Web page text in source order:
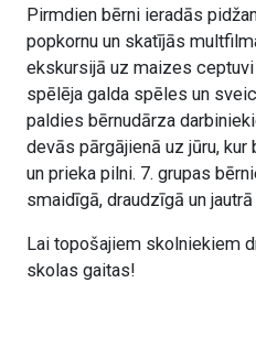
Pirmdien bērni ieradās
popkornu un skatījās
ekskursijā uz maizes ceptuvi
spēlēja galda spēles un
paldies bērnudārza
devās pārgājienā uz jūru,
un prieka pilni. 7. grupas
smaidīgā, draudzīgā un
Lai topošajiem skolniekiem
skolas gaitas!